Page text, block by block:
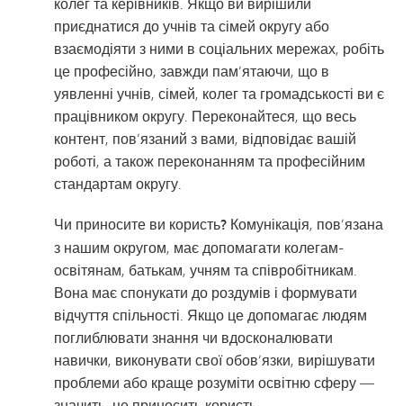
приєднатися до учнів та сімей округу або
взаємодіяти з ними в соціальних мережах, робіть
це професійно, завжди пам’ятаючи, що в
уявленні учнів, сімей, колег та громадськості ви є
працівником округу. Переконайтеся, що весь
контент, пов’язаний з вами, відповідає вашій
роботі, а також переконанням та професійним
стандартам округу.
Чи приносите ви користь? Комунікація, пов’язана
з нашим округом, має допомагати колегам-
освітянам, батькам, учням та співробітникам.
Вона має спонукати до роздумів і формувати
відчуття спільності. Якщо це допомагає людям
поглиблювати знання чи вдосконалювати
навички, виконувати свої обов’язки, вирішувати
проблеми або краще розуміти освітню сферу —